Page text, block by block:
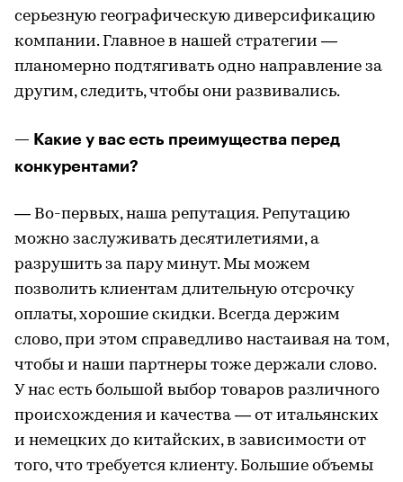
серьезную географическую диверсификацию
компании. Главное в нашей стратегии —
планомерно подтягивать одно направление за
другим, следить, чтобы они развивались.
— Какие у вас есть преимущества перед
конкурентами?
— Во-первых, наша репутация. Репутацию
можно заслуживать десятилетиями, а
разрушить за пару минут. Мы можем
позволить клиентам длительную отсрочку
оплаты, хорошие скидки. Всегда держим
слово, при этом справедливо настаивая на том,
чтобы и наши партнеры тоже держали слово.
У нас есть большой выбор товаров различного
происхождения и качества — от итальянских
и немецких до китайских, в зависимости от
того, что требуется клиенту. Большие объемы